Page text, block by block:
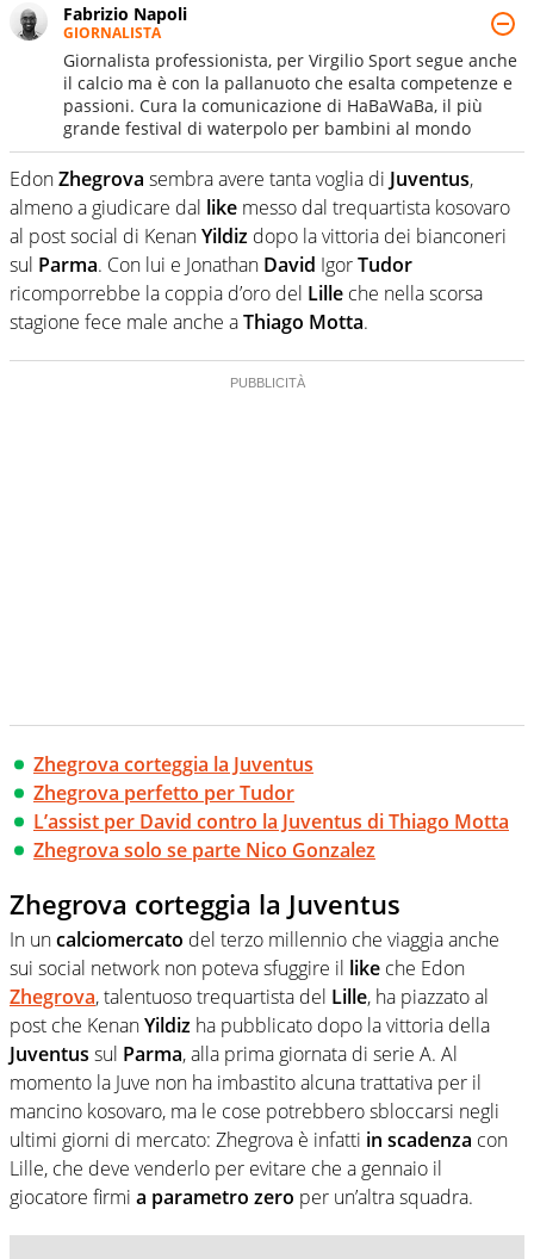
Fabrizio Napoli
GIORNALISTA
Giornalista professionista, per Virgilio Sport segue anche
il calcio ma è con la pallanuoto che esalta competenze e
passioni. Cura la comunicazione di HaBaWaBa, il più
grande festival di waterpolo per bambini al mondo
EdonZhegrova sembra avere tanta voglia di Juventus,
almeno a giudicare dal like messo dal trequartista kosovaro
al post social di KenanYildiz dopo la vittoria dei bianconeri
sul Parma. Con lui e Jonathan David IgorTudor
ricomporrebbe la coppia d’oro del Lille che nella scorsa
stagione fece male anche aThiago Motta.
Zhegrova corteggia la Juventus
Zhegrova perfetto per Tudor
L’assist per David contro la Juventus di Thiago Motta
Zhegrova solo se parte Nico Gonzalez
Zhegrova corteggia la Juventus
In uncalciomercato del terzo millennio che viaggia anche
sui social network non poteva sfuggire il like che Edon
Zhegrova, talentuoso trequartista del Lille, ha piazzato al
post che KenanYildiz ha pubblicato dopo la vittoria della
Juventus sul Parma, alla prima giornata di serie A. Al
momento la Juve non ha imbastito alcuna trattativa per il
mancino kosovaro, ma le cose potrebbero sbloccarsi negli
ultimi giorni di mercato: Zhegrova è infatti in scadenza con
Lille, che deve venderlo per evitare che a gennaio il
giocatore firmi a parametro zero per un’altra squadra.